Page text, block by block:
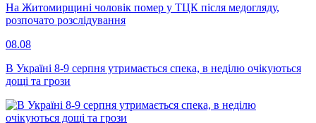
На Житомирщині чоловік помер у ТЦК після медогляду,
розпочато розслідування
08.08
В Україні 8-9 серпня утримається спека, в неділю очікуються
дощі та грози